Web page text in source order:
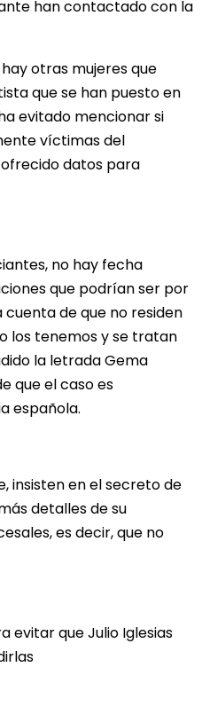
han contactado con la
otras mujeres que
que se han puesto en
evitado mencionar si
víctimas del
datos para
no hay fecha
que podrían ser por
de que no residen
los tenemos y se tratan
la letrada Gema
que el caso es
española.
insisten en el secreto de
detalles de su
es decir, que no
evitar que Julio Iglesias